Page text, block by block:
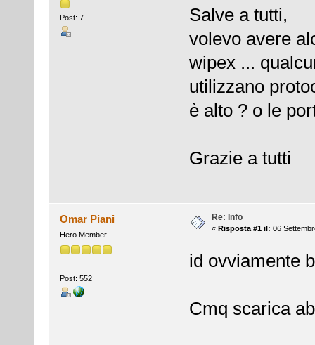
Post: 7
Salve a tutti,
volevo avere
wipex ...
utilizzano
è alto ? o le
Grazie a tutti
Omar Piani
Hero Member
Post: 552
Re: Info
« Risposta #1 il: 06
id ovviamente
Cmq scarica